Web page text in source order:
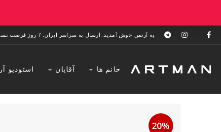
به آرتمن خوش آمدید. ارسال به سراسر ایران. 7 روز فرصت تست در منزل. 1 سال خدمات پس از فروش.
خانم ها آقایان استودیو
20%